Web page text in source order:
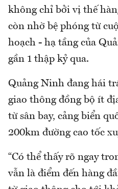
không chỉ bởi vị thế
còn nhờ bệ phóng từ
hoạch - hạ tầng của
gần 1 thập kỷ qua.
Quảng Ninh đang hái
giao thông đồng bộ ít
từ sân bay, cảng biển
200km đường cao tốc
“Có thể thấy rõ ngay
vẫn là điểm đến hàng